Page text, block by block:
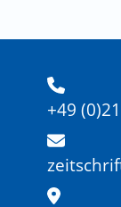
+49